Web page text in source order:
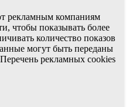
рекламным компаниям
чтобы показывать более
количество показов
могут быть переданы
рекламных cookies